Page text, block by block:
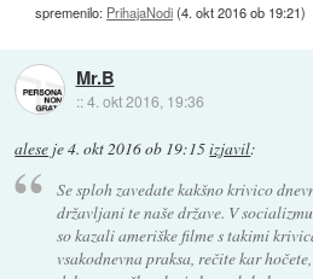
spremenilo: PrihajaNodi(4. okt 2016 ob 19:21)
Mr.B
::4. okt 2016, 19:36
alese je4. okt 2016 ob 19:15izjavil:
Se sploh zavedate kakšno krivico
državljani te naše države. V
so kazali ameriške filme s takimi
vsakodnevna praksa, rečite kar